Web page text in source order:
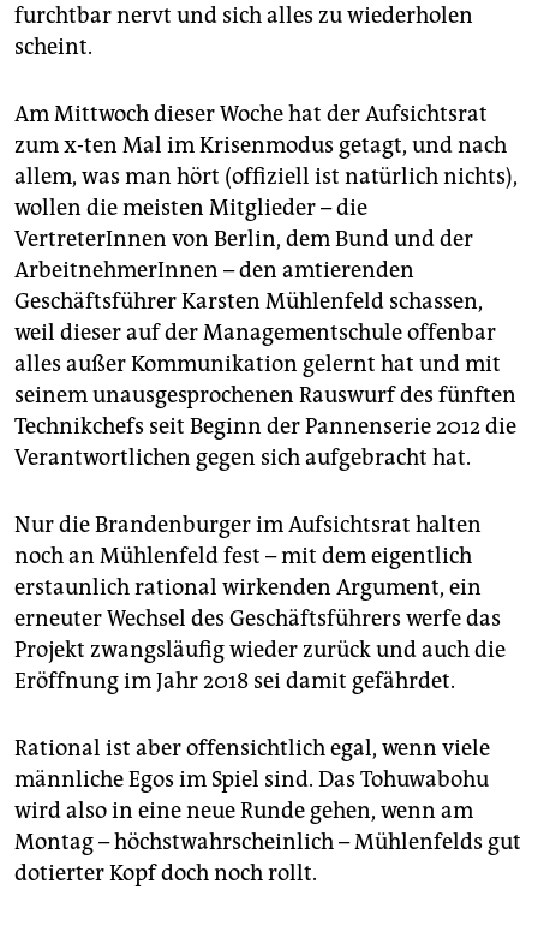
epaper login
furchtbar nervt und sich alles zu wiederholen
scheint.
Am Mittwoch dieser Woche hat der Aufsichtsrat
zum x-ten Mal im Krisenmodus getagt, und nach
allem, was man hört (offiziell ist natürlich nichts),
wollen die meisten Mitglieder – die
VertreterInnen von Berlin, dem Bund und der
ArbeitnehmerInnen – den amtierenden
Geschäftsführer Karsten Mühlenfeld schassen,
weil dieser auf der Managementschule offenbar
alles außer Kommunikation gelernt hat und mit
seinem unausgesprochenen Rauswurf des fünften
Technikchefs seit Beginn der Pannenserie 2012 die
Verantwortlichen gegen sich aufgebracht hat.
Nur die Brandenburger im Aufsichtsrat halten
noch an Mühlenfeld fest – mit dem eigentlich
erstaunlich rational wirkenden Argument, ein
erneuter Wechsel des Geschäftsführers werfe das
Projekt zwangsläufig wieder zurück und auch die
Eröffnung im Jahr 2018 sei damit gefährdet.
Rational ist aber offensichtlich egal, wenn viele
männliche Egos im Spiel sind. Das Tohuwabohu
wird also in eine neue Runde gehen, wenn am
Montag – höchstwahrscheinlich – Mühlenfelds gut
dotierter Kopf doch noch rollt.